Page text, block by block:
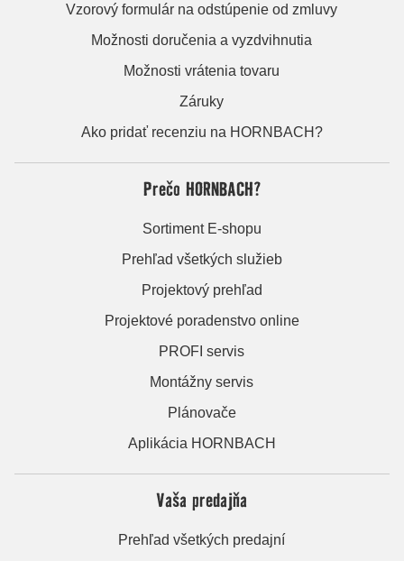
Vzorový formulár na odstúpenie od zmluvy
Možnosti doručenia a vyzdvihnutia
Možnosti vrátenia tovaru
Záruky
Ako pridať recenziu na HORNBACH?
Prečo HORNBACH?
Sortiment E-shopu
Prehľad všetkých služieb
Projektový prehľad
Projektové poradenstvo online
PROFI servis
Montážny servis
Plánovače
Aplikácia HORNBACH
Vaša predajňa
Prehľad všetkých predajní